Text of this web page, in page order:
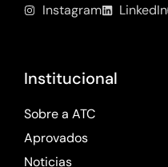
Instagram LinkedIn
Institucional
Sobre a ATC
Aprovados
Noticias